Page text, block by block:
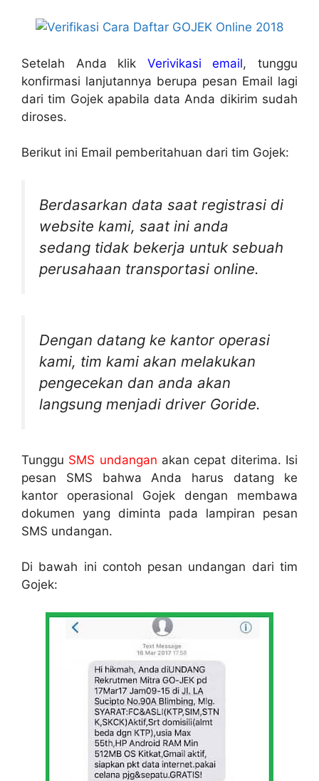
Setelah Anda klik Verivikasi email, tunggu
konfirmasi lanjutannya berupa pesan Email lagi
dari tim Gojek apabila data Anda dikirim sudah
diroses.
Berikut ini Email pemberitahuan dari tim Gojek:
Berdasarkan data saat registrasi di
website kami, saat ini anda
sedang tidak bekerja untuk sebuah
perusahaan transportasi online.
Dengan datang ke kantor operasi
kami, tim kami akan melakukan
pengecekan dan anda akan
langsung menjadi driver Goride.
Tunggu SMS undangan akan cepat diterima. Isi
pesan SMS bahwa Anda harus datang ke
kantor operasional Gojek dengan membawa
dokumen yang diminta pada lampiran pesan
SMS undangan.
Di bawah ini contoh pesan undangan dari tim
Gojek: